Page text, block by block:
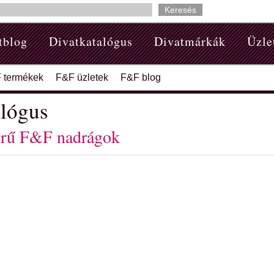
Divatkatalógus Divatmárkák
termékek F&F üzletek F&F blog
F&F nadrágok